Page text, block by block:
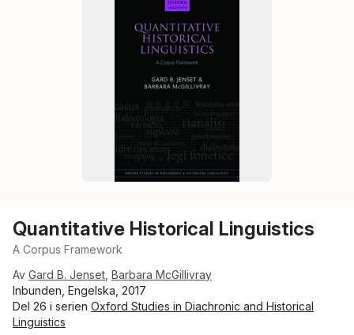
Quantitative Historical Linguistics
A Corpus Framework
Av Gard B. Jenset Barbara McGillivray
Inbunden, Engelska, 2017
Del 26 i serien Oxford Studies in Diachronic and Historical
Linguistics